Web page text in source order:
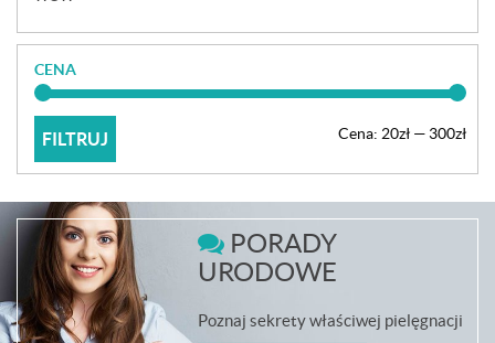
CENA
FILTRUJ Cena: 20zł — 300zł
PORADY
URODOWE
Poznaj sekrety właściwej pielęgnacji